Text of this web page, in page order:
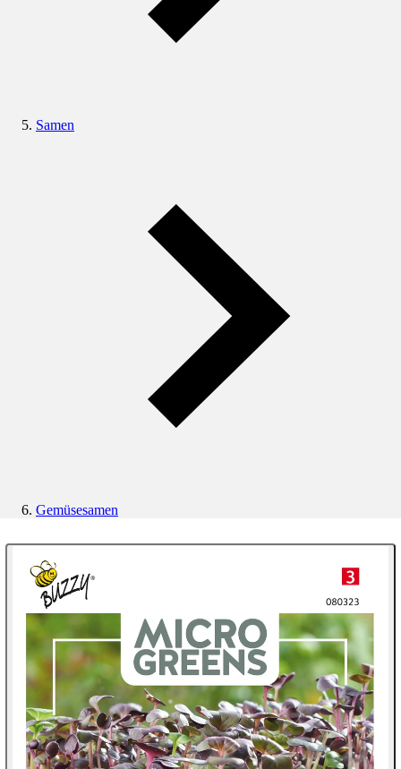
Samen
Gemüsesamen